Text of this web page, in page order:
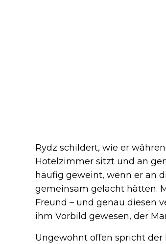
Rydz schildert, wie er
Hotelzimmer sitzt und an
häufig geweint, wenn er an
gemeinsam gelacht hätten.
Freund – und genau diesen
ihm Vorbild gewesen, der
Ungewohnt offen spricht der